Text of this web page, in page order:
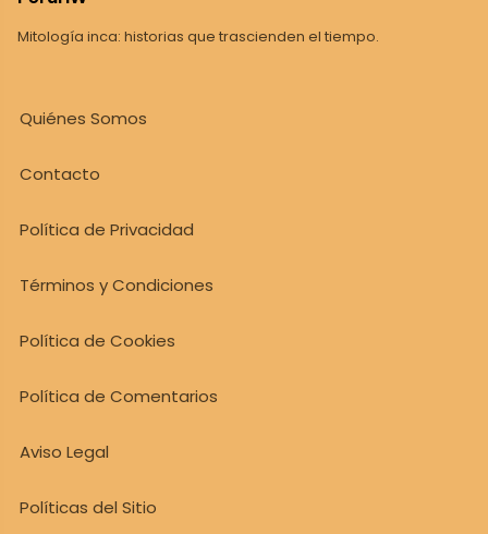
Mitología inca: historias que trascienden el tiempo.
Quiénes Somos
Contacto
Política de Privacidad
Términos y Condiciones
Política de Cookies
Política de Comentarios
Aviso Legal
Políticas del Sitio